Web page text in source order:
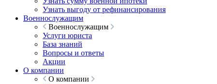
Узнать выгоду от рефинансирования
Военнослужащим
Военнослужащим
Услуги юриста
База знаний
Вопросы и ответы
Акции
О компании
О компании